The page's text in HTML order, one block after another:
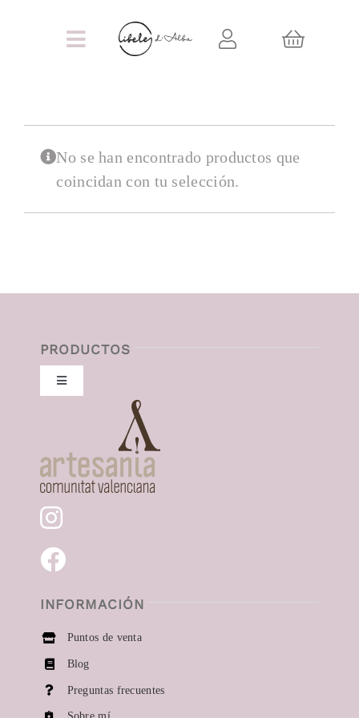
Toggle
No se han encontrado productos que
coincidan con tu selección.
PRODUCTOS
Toggle
Navigation
Pendientes
Anillos
INFORMACIÓN
Puntos de venta
Blog
Preguntas frecuentes